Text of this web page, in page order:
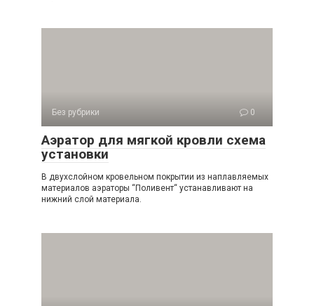
Без рубрики 0
Аэратор для мягкой кровли схема
установки
В двухслойном кровельном покрытии из наплавляемых
материалов аэраторы “Поливент“ устанавливают на
нижний слой материала.